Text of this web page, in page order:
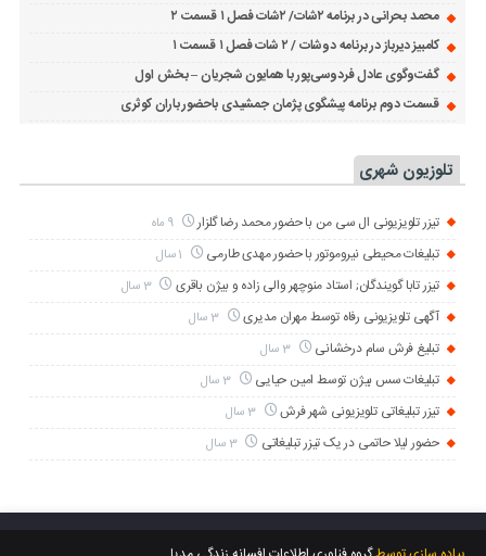
محمد بحرانی در برنامه ۲شات/ ۲شات فصل ۱ قسمت ۲
کامبیز دیرباز در برنامه دوشات / ۲ شات فصل ۱ قسمت ۱
گفت‌وگوی عادل فردوسی‌پور با همایون شجریان – بخش اول
قسمت دوم برنامه پیشگوی پژمان جمشیدی باحضور باران کوثری
تلوزیون شهری
تیزر تلویزیونی ال سی من با حضور محمد رضا گلزار 9 ماه
تبلیغات محیطی نیروموتور با حضور مهدی طارمی
تیزر تابا گویندگان; استاد منوچهر والی زاده و بیژن باقری 3 سال
آگهی تلویزیونی رفاه توسط مهران مدیری 3 سال
تبلیغ فرش سام درخشانی 3 سال
تبلیغات سس بیژن توسط امین حیایی 3 سال
تیزر تبلیغاتی تلویزیونی شهر فرش 3 سال
حضور لیلا حاتمی در یک تیزر تبلیغاتی 3 سال